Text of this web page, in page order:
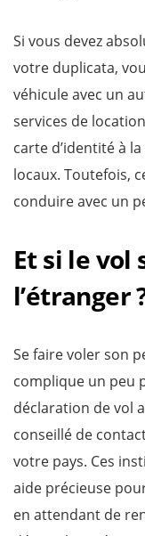
Si vous devez
votre duplicata,
véhicule avec un
services de
carte d’identité à
locaux. Toutefois,
conduire avec un
Et si le vol
l’étranger
Se faire voler son
complique un peu
déclaration de vol
conseillé de
votre pays. Ces
aide précieuse
en attendant de